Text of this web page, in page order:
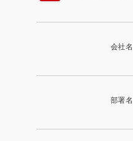
会社名
部署名